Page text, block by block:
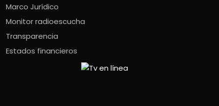
Marco Jurídico
Monitor radioescucha
Transparencia
Estados financieros